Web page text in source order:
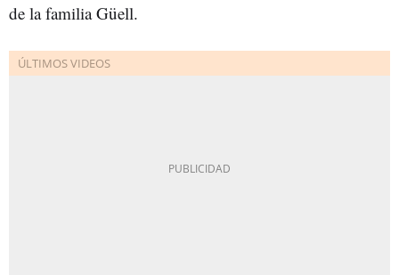
de la familia Güell.